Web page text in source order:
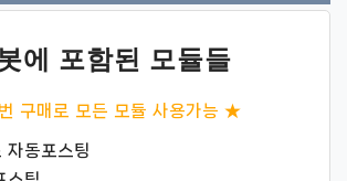
에 포함된 모듈들
구매로 모든 모듈 사용가능 ★
자동포스팅